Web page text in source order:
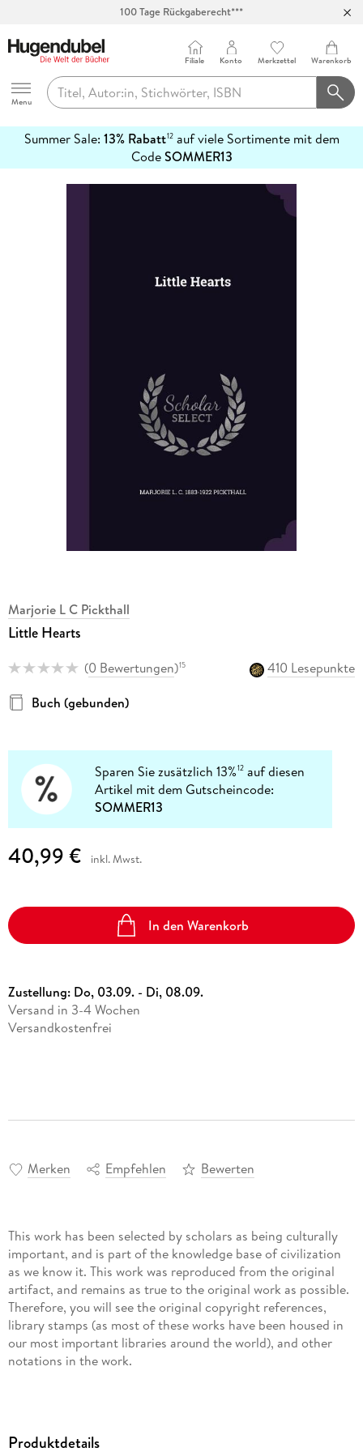
100 Tage Rückgaberecht***
Hugendubel
Menu
Filiale Konto Merkzettel Warenkorb
Summer Sale: 13% Rabatt12auf viele Sortimente mit dem
CodeSOMMER13
erfahren
Marjorie L C Pickthall
Little Hearts
(0 Bewertungen)15
410 Lesepunkte
Buch (gebunden)
Sparen Sie zusätzlich 13%12 auf diesen
Artikel mit dem Gutscheincode:
SOMMER13
40,99 € inkl. Mwst.
In den Warenkorb
Zustellung: Do, 03.09. - Di, 08.09.
Versand in 3-4 Wochen
Versandkostenfrei
Merken Empfehlen Bewerten
This work has been selected by scholars as being culturally
important, and is part of the knowledge base of civilization
as we know it. This work was reproduced from the original
artifact, and remains as true to the original work as possible.
Therefore, you will see the original copyright references,
library stamps (as most of these works have been housed in
our most important libraries around the world), and other
notations in the work.
Produktdetails